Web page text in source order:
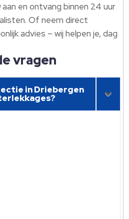
aan en ontvang binnen 24 uur
Of neem direct
advies – wij helpen je, dag
vragen
in Driebergen